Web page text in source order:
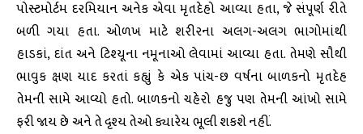
પોસ્ટમોર્ટમ દરમિયાન અનેક એવા મૃતદેહો આવ્યા હતા, જે સંપૂર્ણ રીતે
બળી ગયા હતા. ઓળખ માટે શરીરના અલગ-અલગ ભાગોમાંથી
હાડકાં, દાંત અને ટિશ્યૂના નમૂનાઓ લેવામાં આવ્યા હતા. તેમણે સૌથી
ભાવુક ક્ષણ યાદ કરતાં કહ્યું કે એક પાંચ-છ વર્ષના બાળકનો મૃતદેહ
તેમની સામે આવ્યો હતો. બાળકનો ચહેરો હજુ પણ તેમની આંખો સામે
ફરી જાય છે અને તે દૃશ્ય તેઓ ક્યારેય ભૂલી શકશે નહીં.